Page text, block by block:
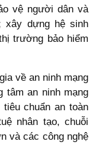
vệ người dân và
xây dựng hệ sinh
trường bảo hiểm
về an ninh mạng
tâm an ninh mạng
chuẩn an toàn
nhân tạo, chuỗi
và các công nghệ